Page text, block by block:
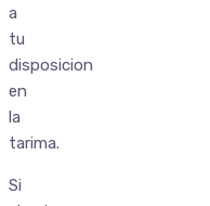
a
tu
disposicion
en
la
tarima.
Si